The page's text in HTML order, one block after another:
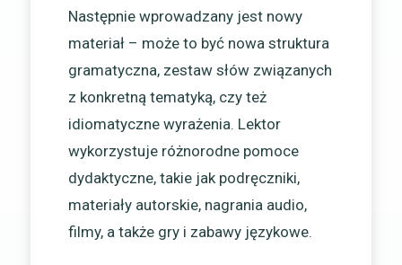
Następnie wprowadzany jest nowy
materiał – może to być nowa struktura
gramatyczna, zestaw słów związanych
z konkretną tematyką, czy też
idiomatyczne wyrażenia. Lektor
wykorzystuje różnorodne pomoce
dydaktyczne, takie jak podręczniki,
materiały autorskie, nagrania audio,
filmy, a także gry i zabawy językowe.